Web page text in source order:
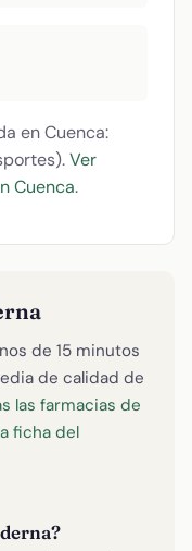
en Cuenca:
Ver
Cuenca.
de 15 minutos
de calidad de
las farmacias de
ficha del